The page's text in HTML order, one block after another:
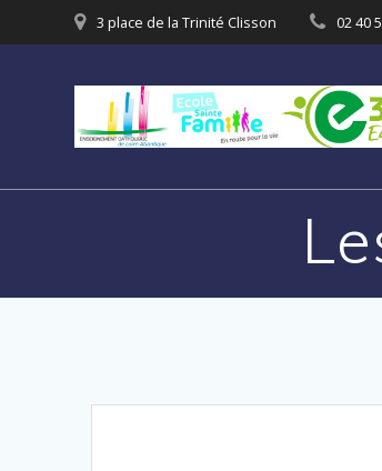
3 place de la Trinité Clisson 02 40